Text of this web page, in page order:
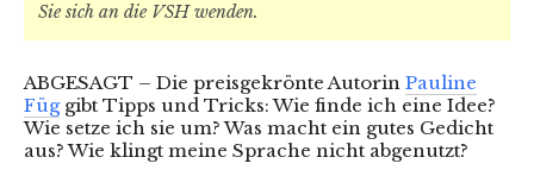
Sie sich an die VSH wenden.
ABGESAGT – Die preisgekrönte Autorin Pauline
Függibt Tipps und Tricks: Wie finde ich eine Idee?
Wie setze ich sie um? Was macht ein gutes Gedicht
aus? Wie klingt meine Sprache nicht abgenutzt?